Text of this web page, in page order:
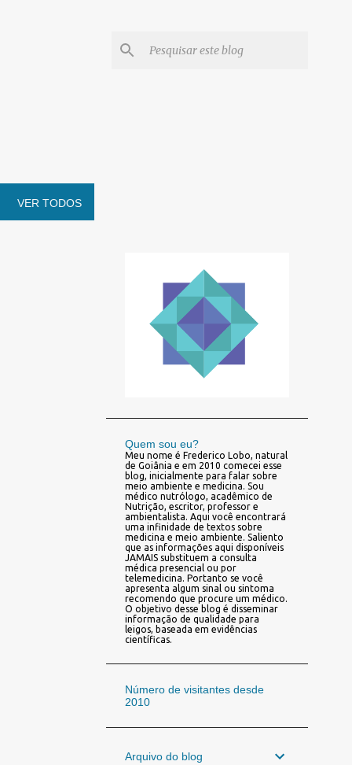
VER TODOS
Quem sou eu?
Meu nome é Frederico Lobo, natural
de Goiânia e em 2010 comecei esse
blog, inicialmente para falar sobre
meio ambiente e medicina. Sou
médico nutrólogo, acadêmico de
Nutrição, escritor, professor e
ambientalista. Aqui você encontrará
uma infinidade de textos sobre
medicina e meio ambiente. Saliento
que as informações aqui disponíveis
JAMAIS substituem a consulta
médica presencial ou por
telemedicina. Portanto se você
apresenta algum sinal ou sintoma
recomendo que procure um médico.
O objetivo desse blog é disseminar
informação de qualidade para
leigos, baseada em evidências
científicas.
Número de visitantes desde
2010
Arquivo do blog